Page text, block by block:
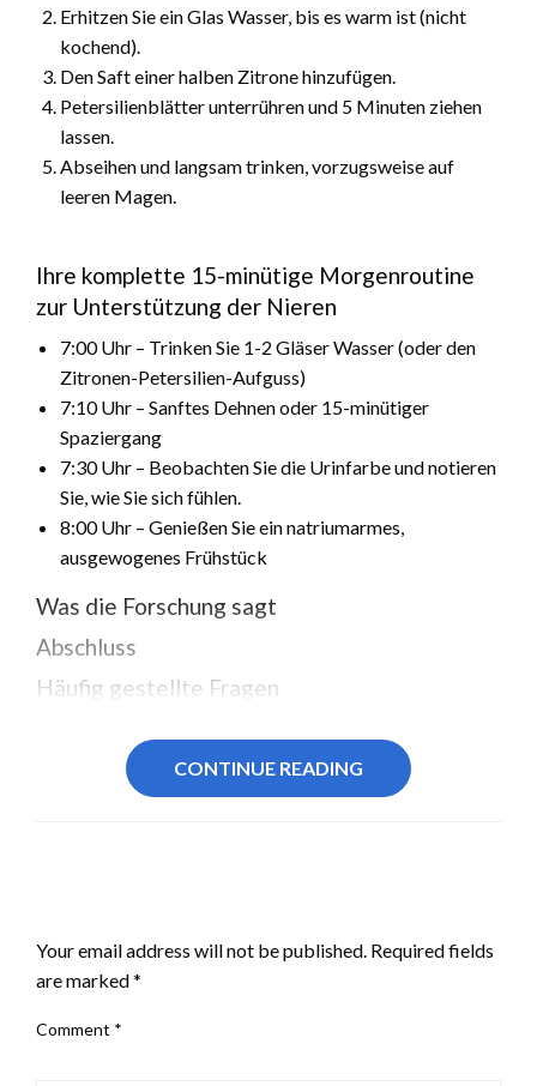
Erhitzen Sie ein Glas Wasser, bis es warm ist (nicht
kochend).
Den Saft einer halben Zitrone hinzufügen.
Petersilienblätter unterrühren und 5 Minuten ziehen
lassen.
Abseihen und langsam trinken, vorzugsweise auf
leeren Magen.
Ihre komplette 15-minütige Morgenroutine
zur Unterstützung der Nieren
7:00 Uhr – Trinken Sie 1-2 Gläser Wasser (oder den
Zitronen-Petersilien-Aufguss)
7:10 Uhr – Sanftes Dehnen oder 15-minütiger
Spaziergang
7:30 Uhr – Beobachten Sie die Urinfarbe und notieren
Sie, wie Sie sich fühlen.
8:00 Uhr – Genießen Sie ein natriumarmes,
ausgewogenes Frühstück
Was die Forschung sagt
Abschluss
Häufig gestellte Fragen
CONTINUE READING
Your email address will not be published. Required fields
are marked*
Comment *